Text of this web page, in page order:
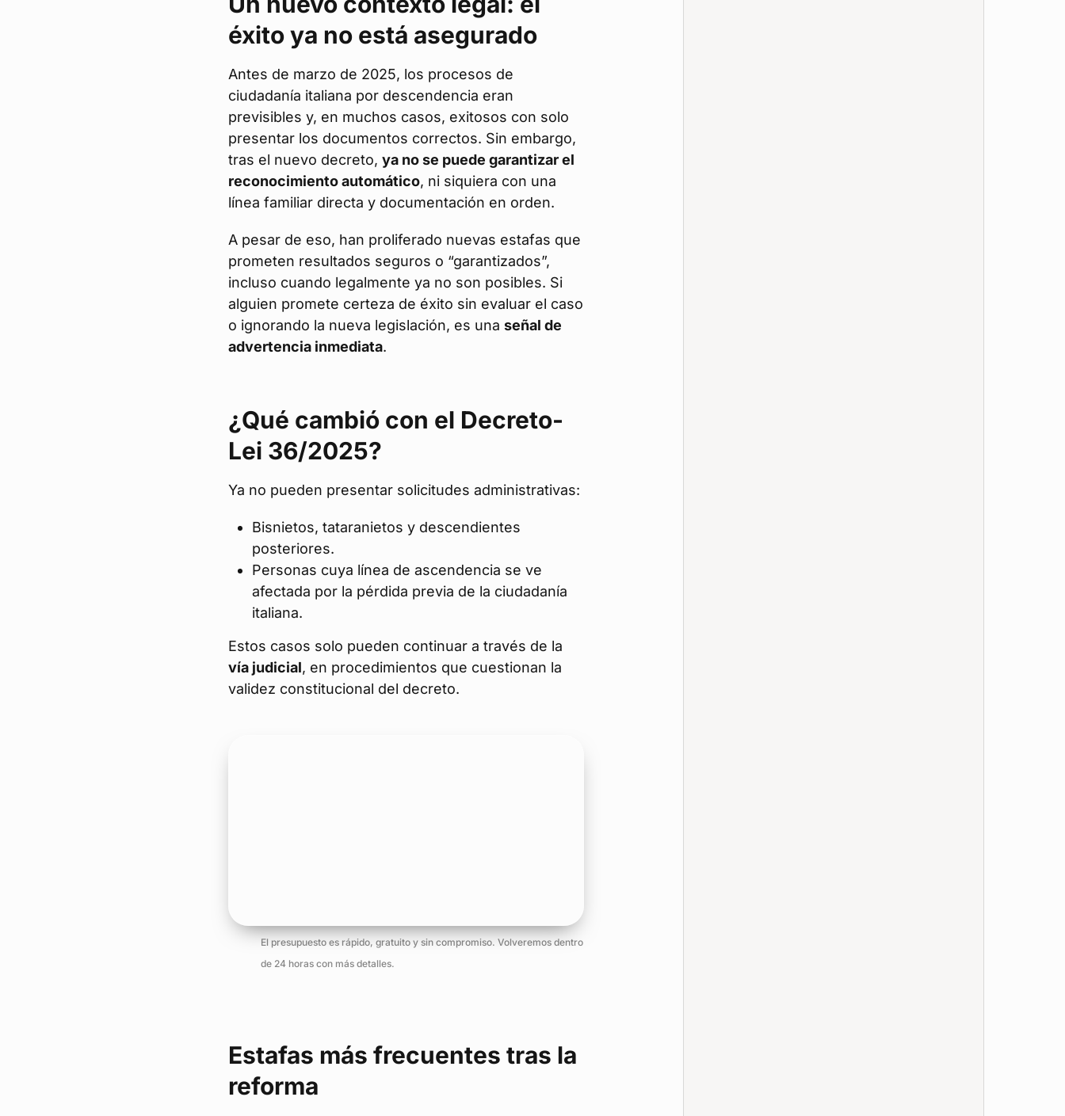
éxito ya no está asegurado
Antes de marzo de 2025, los procesos de
ciudadanía italiana por descendencia eran
previsibles y, en muchos casos, exitosos con solo
presentar los documentos correctos. Sin embargo,
tras el nuevo decreto,ya no se puede garantizar el
reconocimiento automático, ni siquiera con una
línea familiar directa y documentación en orden.
A pesar de eso, han proliferado nuevas estafas que
prometen resultados seguros o “garantizados”,
incluso cuando legalmente ya no son posibles. Si
alguien promete certeza de éxito sin evaluar el caso
o ignorando la nueva legislación, es unaseñal de
advertencia inmediata.
¿Qué cambió con el Decreto-
Lei 36/2025?
Ya no pueden presentar solicitudes administrativas:
Bisnietos, tataranietos y descendientes
posteriores.
Personas cuya línea de ascendencia se ve
afectada por la pérdida previa de la ciudadanía
italiana.
Estos casos solo pueden continuar a través de la
vía judicial, en procedimientos que cuestionan la
validez constitucional del decreto.
El presupuesto es rápido, gratuito y sin compromiso. Volveremos dentro
de 24 horas con más detalles.
Estafas más frecuentes tras la
reforma